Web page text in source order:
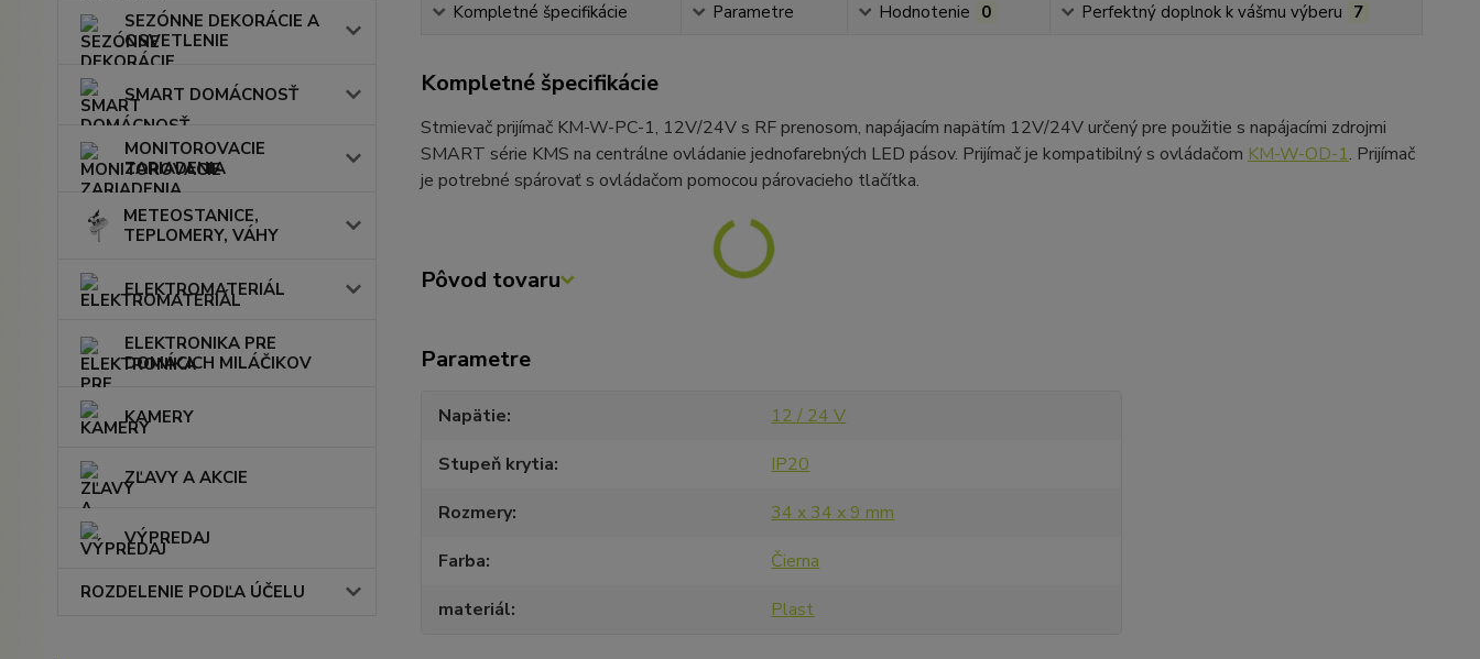
SEZÓNNE DEKORÁCIE A
OSVETLENIE
SMART DOMÁCNOSŤ
MONITOROVACIE
ZARIADENIA
METEOSTANICE,
TEPLOMERY, VÁHY
ELEKTROMATERIÁL
ELEKTRONIKA PRE
DOMÁCICH MILÁČIKOV
KAMERY
ZĽAVY A AKCIE
VÝPREDAJ
ROZDELENIE PODĽA ÚČELU
Kompletné špecifikácie Parametre Hodnotenie 0 Perfektný doplnok k vášmu výberu 7
Kompletné špecifikácie
Stmievač prijímač KM-W-PC-1, 12V/24V s RF prenosom, napájacím napätím 12V/24V určený pre použitie s napájacími zdrojmi
SMART série KMS na centrálne ovládanie jednofarebných LED pásov. Prijímač je kompatibilný s ovládačom KM-W-OD-1. Prijímač
je potrebné spárovať s ovládačom pomocou párovacieho tlačítka.
Pôvod tovaru
Parametre
Napätie
12 / 24 V
Stupeň krytia
IP20
Rozmery
34 x 34 x 9 mm
Farba
Čierna
materiál
Plast